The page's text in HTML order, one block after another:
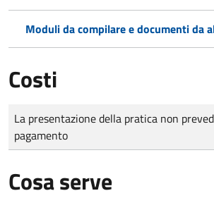
Moduli da compilare e documenti da
Costi
Tipo di pagamento
Importo
La presentazione della pratica non
pagamento
Cosa serve